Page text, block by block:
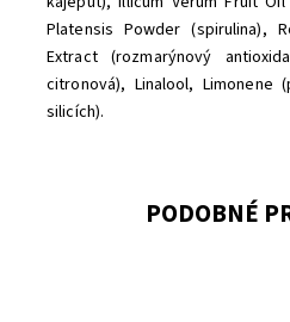
Platensis Powder (spirulina),
Extract (rozmarýnový
citronová), Linalool, Limonene
silicích).
PODOBNÉ